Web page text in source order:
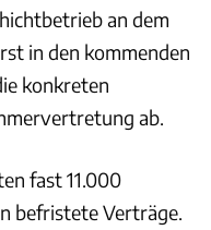
an dem
in den kommenden
konkreten
ab.
fast 11.000
befristete Verträge.